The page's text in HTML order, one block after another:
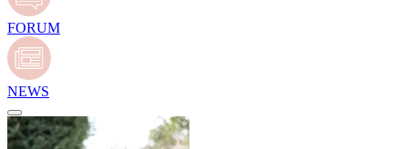
FORUM
NEWS